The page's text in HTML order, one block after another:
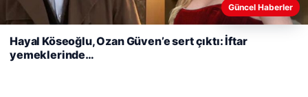
08/05/2026
2 Yaşındaki Bebeğin Hayatını Kurtaran Havalimanı
Personeline Ödül
Web sitemizi nasıl kullandığınızı daha iyi anlayabilmek,
deneyiminizi kişiselleştirmek ve geliştirmek amacıyla çerezler
kullanıyoruz.
Çerez Politikamız
Reddet Kabul Et
Güncel Haberler
Hayal Köseoğlu, Ozan Güven’e sert çıktı: İftar
yemeklerinde…